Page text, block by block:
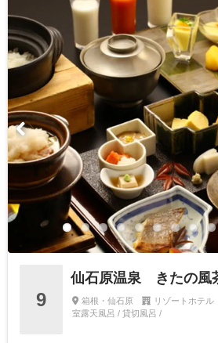
9
仙石原温泉 きたの風
箱根・仙石原 リゾートホテル
室露天風呂 / 貸切風呂 /